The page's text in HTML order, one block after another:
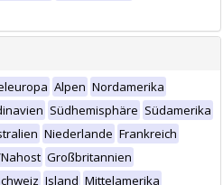
Alpen Nordamerika
Südhemisphäre Südamerika
Niederlande Frankreich
Großbritannien
Island Mittelamerika